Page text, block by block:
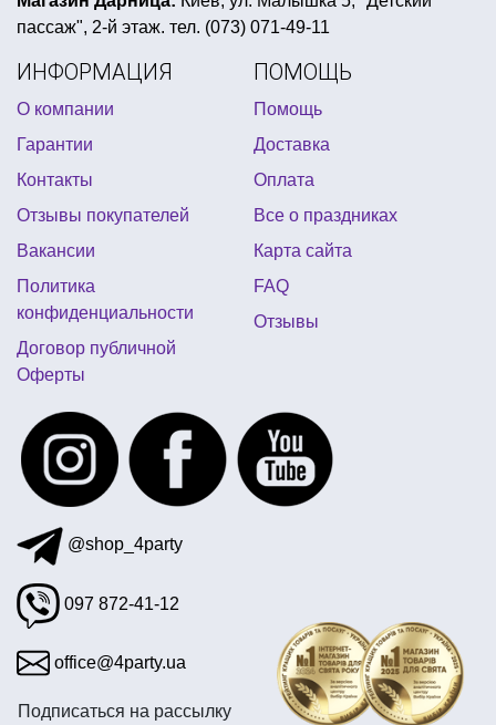
женские маскарадные костюмы
украшения на 1 сентября
воздушные шары на день рождения девочке
даша путешественница день рождения
ярмарка в школе оформление
пиратский костюм купить киев девичник аксессуары
прикольные подарки для конкурсов
шары цифры фольгированные
украшение входной двери к новому году
бравл старс день рождения
хеллоуин скелет
воздушные шары на день рождения ребенка
стаканы на хэллоуин
пассаж", 2-й этаж. тел. (073) 071-49-11
ИНФОРМАЦИЯ
О компании
Гарантии
Контакты
Отзывы покупателей
Вакансии
Политика
конфиденциальности
Договор публичной
Оферты
ПОМОЩЬ
Помощь
Доставка
Оплата
Все о праздниках
Карта сайта
FAQ
Отзывы
@shop_4party
097 872-41-12
office@4party.ua
Подписаться на рассылку